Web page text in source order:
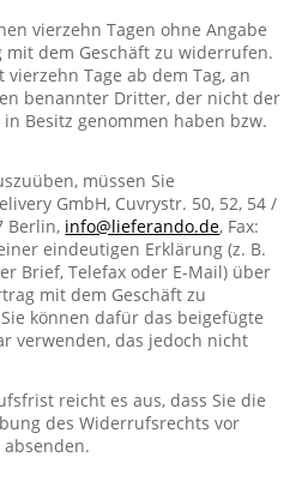
vierzehn Tagen ohne Angabe
mit dem Geschäft zu widerrufen.
Tage ab dem Tag, an
benannter Dritter, der nicht der
Besitz genommen haben bzw.
müssen Sie
GmbH, Cuvrystr. 50, 52, 54 /
Berlin, info@lieferando.de, Fax:
eindeutigen Erklärung (z. B.
Brief, Telefax oder E-Mail) über
mit dem Geschäft zu
können dafür das beigefügte
verwenden, das jedoch nicht
reicht es aus, dass Sie die
des Widerrufsrechts vor